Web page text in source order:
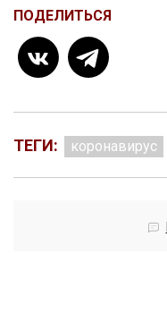
ПОДЕЛИТЬСЯ
ТЕГИ: коронавирус